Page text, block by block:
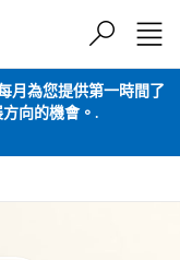
月為您提供第一時間了
向的機會。.